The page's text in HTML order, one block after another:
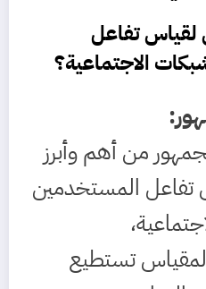
لقياس تفاعل
الاجتماعية؟
:
من أهم وأبرز
تفاعل المستخدمين
تستطيع